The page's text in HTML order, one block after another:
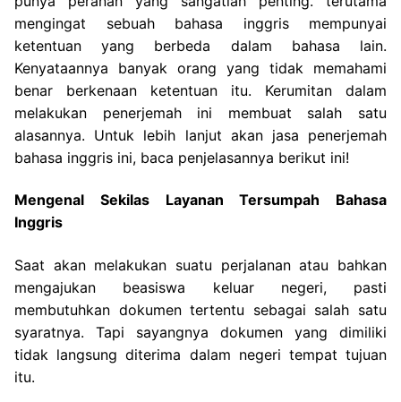
mengingat sebuah bahasa inggris mempunyai
ketentuan yang berbeda dalam bahasa lain.
Kenyataannya banyak orang yang tidak memahami
benar berkenaan ketentuan itu. Kerumitan dalam
melakukan penerjemah ini membuat salah satu
alasannya. Untuk lebih lanjut akan jasa penerjemah
bahasa inggris ini, baca penjelasannya berikut ini!
Mengenal Sekilas Layanan Tersumpah Bahasa
Inggris
Saat akan melakukan suatu perjalanan atau bahkan
mengajukan beasiswa keluar negeri, pasti
membutuhkan dokumen tertentu sebagai salah satu
syaratnya. Tapi sayangnya dokumen yang dimiliki
tidak langsung diterima dalam negeri tempat tujuan
itu.